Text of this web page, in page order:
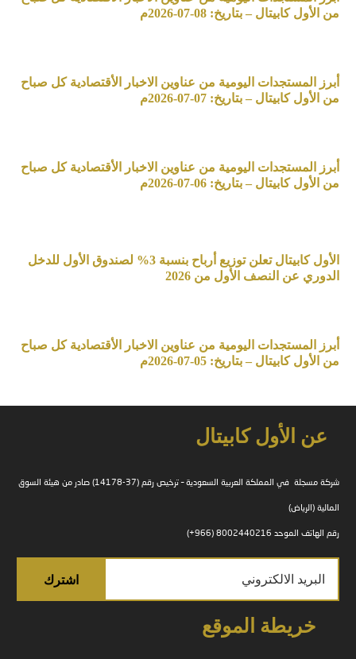
من الأول كابيتال – بتاريخ: 08-07-2026م
أبرز المستجدات اليومية من عناوين الاخبار الأقتصادية كل صباح
من الأول كابيتال – بتاريخ: 07-07-2026م
أبرز المستجدات اليومية من عناوين الاخبار الأقتصادية كل صباح
من الأول كابيتال – بتاريخ: 06-07-2026م
الأول كابيتال تعلن توزيع أرباح بنسبة 3% لصندوق الأول للدخل
الدوري عن النصف الأول من 2026
أبرز المستجدات اليومية من عناوين الاخبار الأقتصادية كل صباح
من الأول كابيتال – بتاريخ: 05-07-2026م
عن الأول كابيتال
شركة مسجلة في المملكة العربية السعودية – ترخيص رقم (37-14178) صادر من هيئة السوق
المالية (الرياض)
رقم الهاتف الموحد 8002440216 (966+)
خريطة الموقع